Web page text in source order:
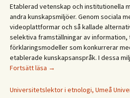
Etablerad vetenskap och institutionella
andra kunskapsmiljöer. Genom sociala
videoplattformar och så kallade
selektiva framställningar av information,
förklaringsmodeller som konkurrerar
etablerade kunskapsanspråk. I dessa
Fortsätt läsa CFA
2027.
→
Universitetslektor i etnologi, Umeå